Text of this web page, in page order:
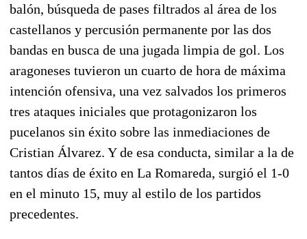
balón, búsqueda de pases filtrados al área de los
castellanos y percusión permanente por las dos
bandas en busca de una jugada limpia de gol. Los
aragoneses tuvieron un cuarto de hora de máxima
intención ofensiva, una vez salvados los primeros
tres ataques iniciales que protagonizaron los
pucelanos sin éxito sobre las inmediaciones de
Cristian Álvarez. Y de esa conducta, similar a la de
tantos días de éxito en La Romareda, surgió el 1-0
en el minuto 15, muy al estilo de los partidos
precedentes.